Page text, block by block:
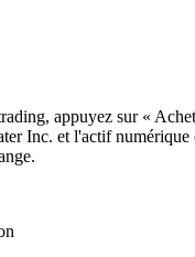
appuyez sur «
Inc. et l'actif